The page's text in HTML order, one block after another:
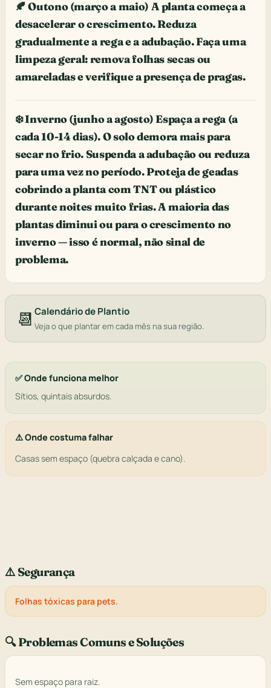
🍂 Outono (março a maio) A planta começa a
desacelerar o crescimento. Reduza
gradualmente a rega e a adubação. Faça uma
limpeza geral: remova folhas secas ou
amareladas e verifique a presença de pragas.
❄️ Inverno (junho a agosto) Espaça a rega (a
cada 10-14 dias). O solo demora mais para
secar no frio. Suspenda a adubação ou reduza
para uma vez no período. Proteja de geadas
cobrindo a planta com TNT ou plástico
durante noites muito frias. A maioria das
plantas diminui ou para o crescimento no
inverno — isso é normal, não sinal de
problema.
📆Calendário de Plantio
Veja o que plantar em cada mês na sua região.
✅ Onde funciona melhor
Sítios, quintais absurdos.
⚠️ Onde costuma falhar
Casas sem espaço (quebra calçada e cano).
⚠️ Segurança
Folhas tóxicas para pets.
🔍 Problemas Comuns e Soluções
Sem espaço para raiz.